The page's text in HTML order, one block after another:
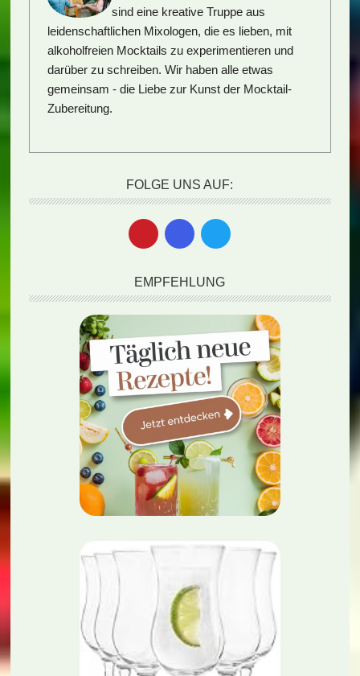
sind eine kreative Truppe aus
leidenschaftlichen Mixologen, die es lieben, mit
alkoholfreien Mocktails zu experimentieren und
darüber zu schreiben. Wir haben alle etwas
gemeinsam - die Liebe zur Kunst der Mocktail-
Zubereitung.
FOLGE UNS AUF:
EMPFEHLUNG